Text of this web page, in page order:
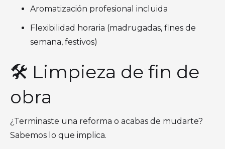
Aromatización profesional incluida
Flexibilidad horaria (madrugadas, fines de
semana, festivos)
🛠 Limpieza de fin de
obra
¿Terminaste una reforma o acabas de mudarte?
Sabemos lo que implica.